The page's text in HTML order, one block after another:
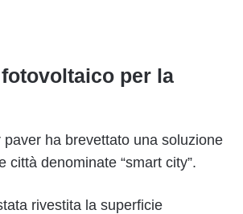
per la
paver ha brevettato una soluzione
città denominate “smart city”.
rivestita la superficie